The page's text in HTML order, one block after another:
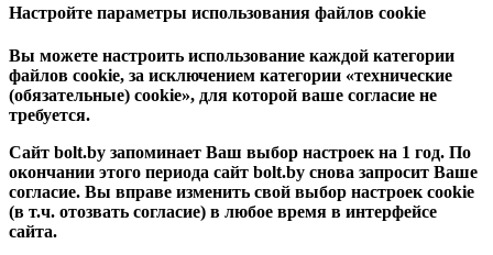
Настройте параметры использования файлов cookie
Вы можете настроить использование каждой категории
файлов cookie, за исключением категории «технические
(обязательные) cookie», для которой ваше согласие не
требуется.
Сайт bolt.by запоминает Ваш выбор настроек на 1 год. По
окончании этого периода сайт bolt.by снова запросит Ваше
согласие. Вы вправе изменить свой выбор настроек cookie
(в т.ч. отозвать согласие) в любое время в интерфейсе
сайта.